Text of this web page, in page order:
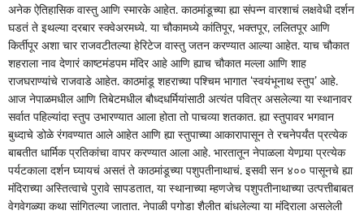
अनेक ऐतिहासिक वास्तु आणि स्मारके आहेत. काठमांडूच्या ह्या संपन्न वारशाचं लक्षवेधी दर्शन
घडतं ते इथल्या दरबार स्क्वेअरमध्ये. या चौकामध्ये कांतिपूर, भक्तपूर, ललितपूर आणि
किर्तीपूर अशा चार राजवटीतल्या हेरिटेज वास्तु जतन करण्यात आल्या आहेत. याच चौकात
शहराला नाव देणारं काष्टमंडपम मंदिर आहे आणि ह्याच चौकात मल्ला आणि शाह
राजघराण्यांचे राजवाडे आहेत. काठमांडू शहराच्या पश्‍चिम भागात ‘स्वयंभूनाथ स्तुप’ आहे.
आज नेपाळमधील आणि तिबेटमधील बौध्दधर्मियांसाठी अत्यंत पवित्र असलेल्या या स्थानावर
सर्वात पहिल्यांदा स्तुप उभारण्यात आला होता तो पाचव्या शतकात. ह्या स्तुपावर भगवान
बुध्दाचे डोळे रंगवण्यात आले आहेत आणि ह्या स्तुपाच्या आकारापासून ते रचनेपर्यंत प्रत्येक
बाबतीत धार्मिक प्रतिकांचा वापर करण्यात आला आहे. भारतातून नेपाळला येणार्‍या प्रत्येक
पर्यटकाला दर्शन घ्यायचं असतं ते काठमांडूच्या पशुपतीनाथाचं. इसवी सन ४०० पासूनचे ह्या
मंदिराच्या अस्तित्वाचे पुरावे सापडतात, या स्थानाच्या म्हणजेच पशुपतीनाथाच्या उत्पत्तीबाबत
वेगवेगळ्या कथा सांगितल्या जातात. नेपाळी पगोडा शैलीत बांधलेल्या या मंदिराला असलेली